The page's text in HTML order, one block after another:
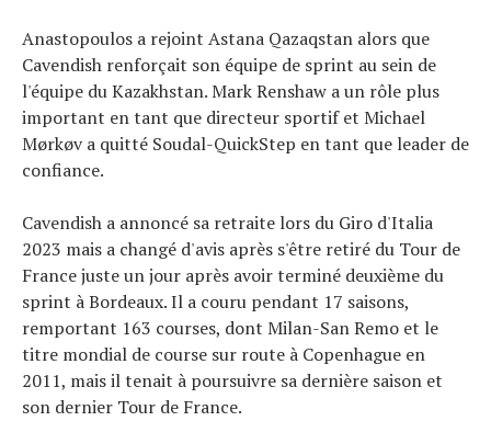
Anastopoulos a rejoint Astana Qazaqstan alors que
Cavendish renforçait son équipe de sprint au sein de
l'équipe du Kazakhstan. Mark Renshaw a un rôle plus
important en tant que directeur sportif et Michael
Mørkøv a quitté Soudal-QuickStep en tant que leader de
confiance.
Cavendish a annoncé sa retraite lors du Giro d'Italia
2023 mais a changé d'avis après s'être retiré du Tour de
France juste un jour après avoir terminé deuxième du
sprint à Bordeaux. Il a couru pendant 17 saisons,
remportant 163 courses, dont Milan-San Remo et le
titre mondial de course sur route à Copenhague en
2011, mais il tenait à poursuivre sa dernière saison et
son dernier Tour de France.